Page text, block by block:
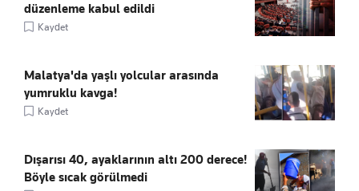
düzenleme kabul edildi
Kaydet
Malatya'da yaşlı yolcular arasında
yumruklu kavga!
Kaydet
Dışarısı 40, ayaklarının altı 200 derece!
Böyle sıcak görülmedi